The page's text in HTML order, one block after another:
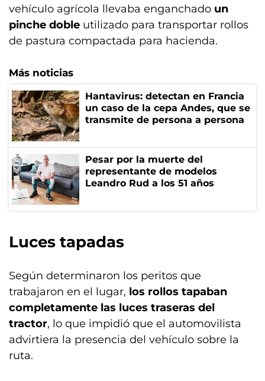
vehículo agrícola llevaba enganchado un
pinche doble utilizado para transportar rollos
de pastura compactada para hacienda.
Más noticias
Hantavirus: detectan en Francia
un caso de la cepa Andes, que se
transmite de persona a persona
Pesar por la muerte del
representante de modelos
Leandro Rud a los 51 años
Luces tapadas
Según determinaron los peritos que
trabajaron en el lugar, los rollos tapaban
completamente las luces traseras del
tractor, lo que impidió que el automovilista
advirtiera la presencia del vehículo sobre la
ruta.